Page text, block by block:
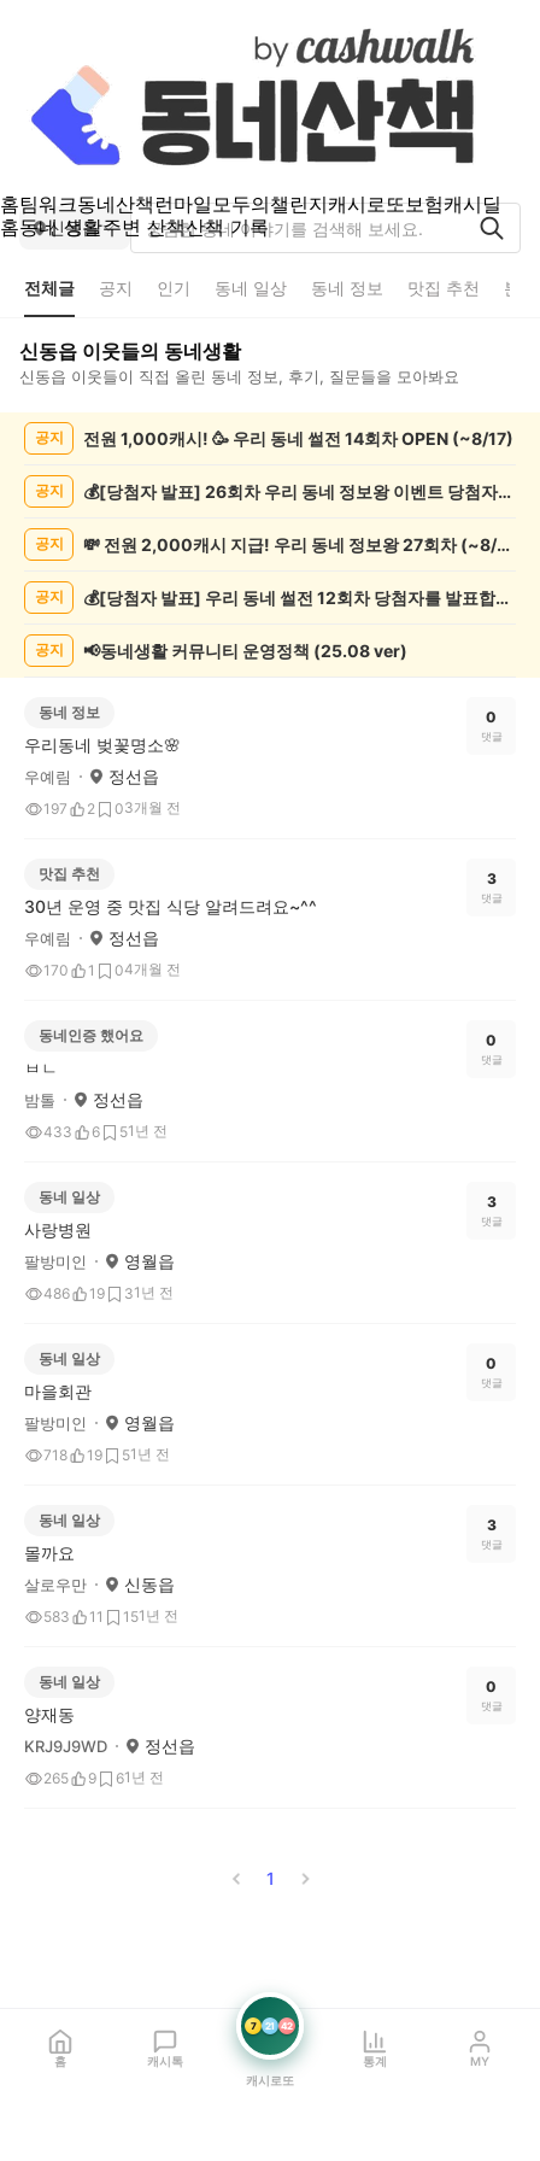
홈팀워크동네산책런마일모두의챌린지캐시로또보험캐시딜
홈동네 생활주변 산책산책 기록
신동읍
전체글 공지 인기 동네 일상 동네 정보 맛집 추천 분
신동읍 이웃들의 동네생활
신동읍 이웃들이 직접 올린 동네 정보, 후기, 질문들을 모아봐요
공지 전원 1,000캐시! 🥳 우리 동네 썰전 14회차 OPEN (~8/17)
공지 💰[당첨자 발표] 26회차 우리 동네 정보왕 이벤트 당첨자를 발표합니다!
공지 💸 전원 2,000캐시 지급! 우리 동네 정보왕 27회차 (~8/10)
공지 💰[당첨자 발표] 우리 동네 썰전 12회차 당첨자를 발표합니다!
공지 📢동네생활 커뮤니티 운영정책 (25.08 ver)
동네 정보
우리동네 벚꽃명소🌸
우예림 정선읍
197 2 03개월 전
0
댓글
맛집 추천
30년 운영 중 맛집 식당 알려드려요~^^
우예림 정선읍
170 1 04개월 전
3
댓글
동네인증 했어요
ㅂㄴ
밤톨 정선읍
433 6 51년 전
0
댓글
동네 일상
사랑병원
팔방미인 영월읍
486 19 31년 전
3
댓글
동네 일상
마을회관
팔방미인 영월읍
718 19 51년 전
0
댓글
동네 일상
몰까요
살로우만 신동읍
583 11 151년 전
3
댓글
동네 일상
양재동
KRJ9J9WD 정선읍
265 9 61년 전
0
댓글
1
홈 캐시톡
7 21 42
캐시로또
통계 MY